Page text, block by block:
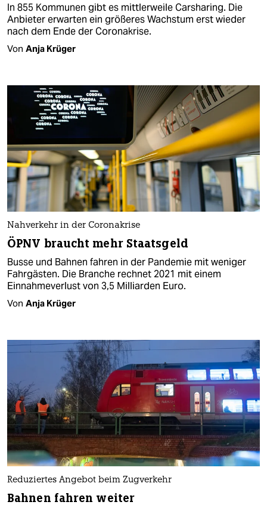
In 855 Kommunen gibt es mittlerweile Carsharing. Die
Anbieter erwarten ein größeres Wachstum erst wieder
nach dem Ende der Coronakrise.
Von Anja Krüger
Nahverkehr in der Coronakrise
ÖPNV braucht mehr Staatsgeld
Busse und Bahnen fahren in der Pandemie mit weniger
Fahrgästen. Die Branche rechnet 2021 mit einem
Einnahmeverlust von 3,5 Milliarden Euro.
Von Anja Krüger
Reduziertes Angebot beim Zugverkehr
Bahnen fahren weiter